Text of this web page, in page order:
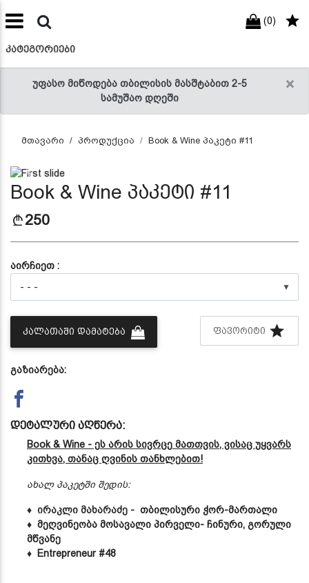
×
უფასო მიწოდება თბილისის მასშტაბით 2-5
სამუშაო დღეში
(0)
ᲙᲐᲢᲔᲒᲝᲠᲘᲔᲑᲘ
მთავარი პროდუქცია Book & Wine პაკეტი #11
Previous
Book & Wine პაკეტი #11
250
აირჩიეთ :
▼
ᲙᲐᲚᲐᲗᲐᲨᲘ ᲓᲐᲛᲐᲢᲔᲑᲐ ᲤᲐᲕᲝᲠᲘᲢᲘ
გაზიარება:
დეტალური აღწერა:
Book & Wine - ეს არის სივრცე მათთვის, ვისაც უყვარს
კითხვა, თანაც ღვინის თანხლებით!
ახალ პაკეტში შედის:
♦ ირაკლი მახარაძე - თბილისური ჭორ-მართალი
♦ მეღვინეობა მოსავალი პირველი- ჩინური, გორული
მწვანე
♦
Entrepreneur #48